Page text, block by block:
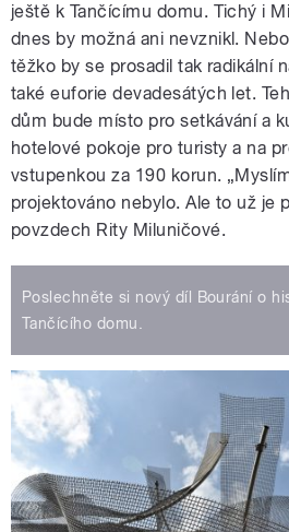
ještě k Tančícímu domu. Tichý i
dnes by možná ani nevznikl.
těžko by se prosadil tak radikální
také euforie devadesátých let.
dům bude místo pro setkávání a
hotelové pokoje pro turisty a na
vstupenkou za 190 korun.
projektováno nebylo. Ale to už je
povzdech Rity Miluničové.
Poslechněte si nový díl Bourání o
Tančícího domu.